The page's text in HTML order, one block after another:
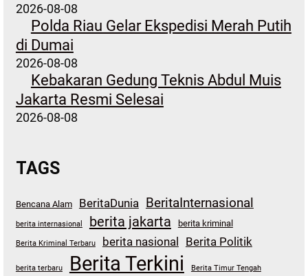
2026-08-08
Polda Riau Gelar Ekspedisi Merah Putih
di Dumai
2026-08-08
Kebakaran Gedung Teknis Abdul Muis
Jakarta Resmi Selesai
2026-08-08
TAGS
Bencana Alam BeritaDunia BeritaInternasional
berita internasional berita jakarta berita kriminal
Berita Kriminal Terbaru berita nasional Berita Politik
berita terbaru Berita Terkini Berita Timur Tengah